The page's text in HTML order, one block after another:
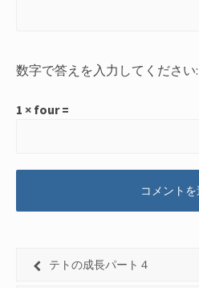
数字で答えを入力してください:
1 × four =
テトの成長パート４